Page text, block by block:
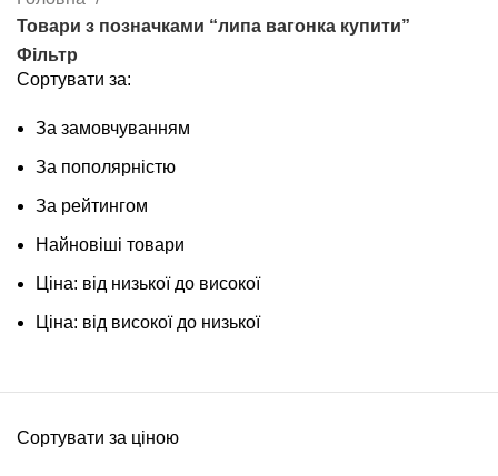
Товари з позначками “липа вагонка купити”
Фільтр
Сортувати за:
За замовчуванням
За пополярністю
За рейтингом
Найновіші товари
Ціна: від низької до високої
Ціна: від високої до низької
Сортувати за ціною